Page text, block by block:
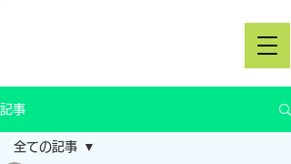
記事
全ての記事